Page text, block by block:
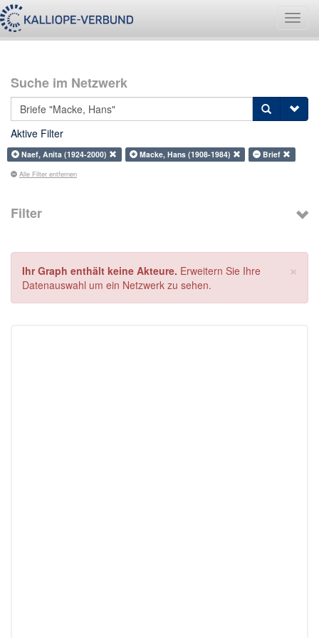
Suche im Netzwerk
Aktive Filter
Naef, Anita (1924-2000) Macke, Hans (1908-1984) Brief
Alle Filter entfernen
Filter
×
Ihr Graph enthält keine Akteure. Erweitern Sie Ihre
Datenauswahl um ein Netzwerk zu sehen.